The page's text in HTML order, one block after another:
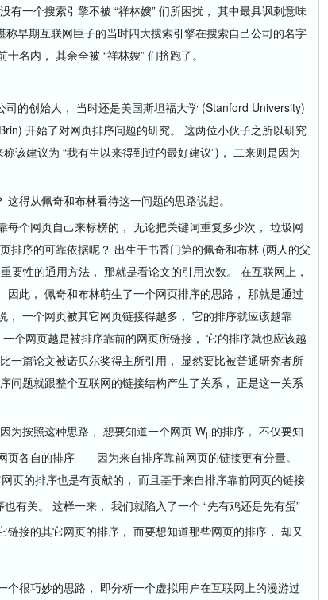
有一个搜索引擎不被 “祥林嫂” 们所困扰， 其中最具讽刺意味
早期互联网巨子的当时四大搜索引擎在搜索自己公司的名字
名内， 其余全被 “祥林嫂” 们挤跑了。
的创始人， 当时还是美国斯坦福大学 (Stanford University)
开始了对网页排序问题的研究。 这两位小伙子之所以研究
该建议为 “我有生以来得到过的最好建议”)， 二来则是因为
得从佩奇和布林看待这一问题的思路说起。
个网页自己来标榜的， 无论把关键词重复多少次， 垃圾网
排序的可靠依据呢？ 出生于书香门第的佩奇和布林 (两人的父
要性的通用方法， 那就是看论文的引用次数。 在互联网上，
此， 佩奇和布林萌生了一个网页排序的思路， 那就是通过
一个网页被其它网页链接得越多， 它的排序就应该越靠
个网页越是被排序靠前的网页所链接， 它的排序就也应该越
一篇论文被诺贝尔奖得主所引用， 显然要比被普通研究者所
问题就跟整个互联网的链接结构产生了关系， 正是这一关系
按照这种思路， 想要知道一个网页 Wi 的排序， 不仅要知
页各自的排序——因为来自排序靠前网页的链接更有分量。
页的排序也是有贡献的， 而且基于来自排序靠前网页的链接
也有关。 这样一来， 我们就陷入了一个 “先有鸡还是先有蛋”
链接的其它网页的排序， 而要想知道那些网页的排序， 却又
很巧妙的思路， 即分析一个虚拟用户在互联网上的漫游过